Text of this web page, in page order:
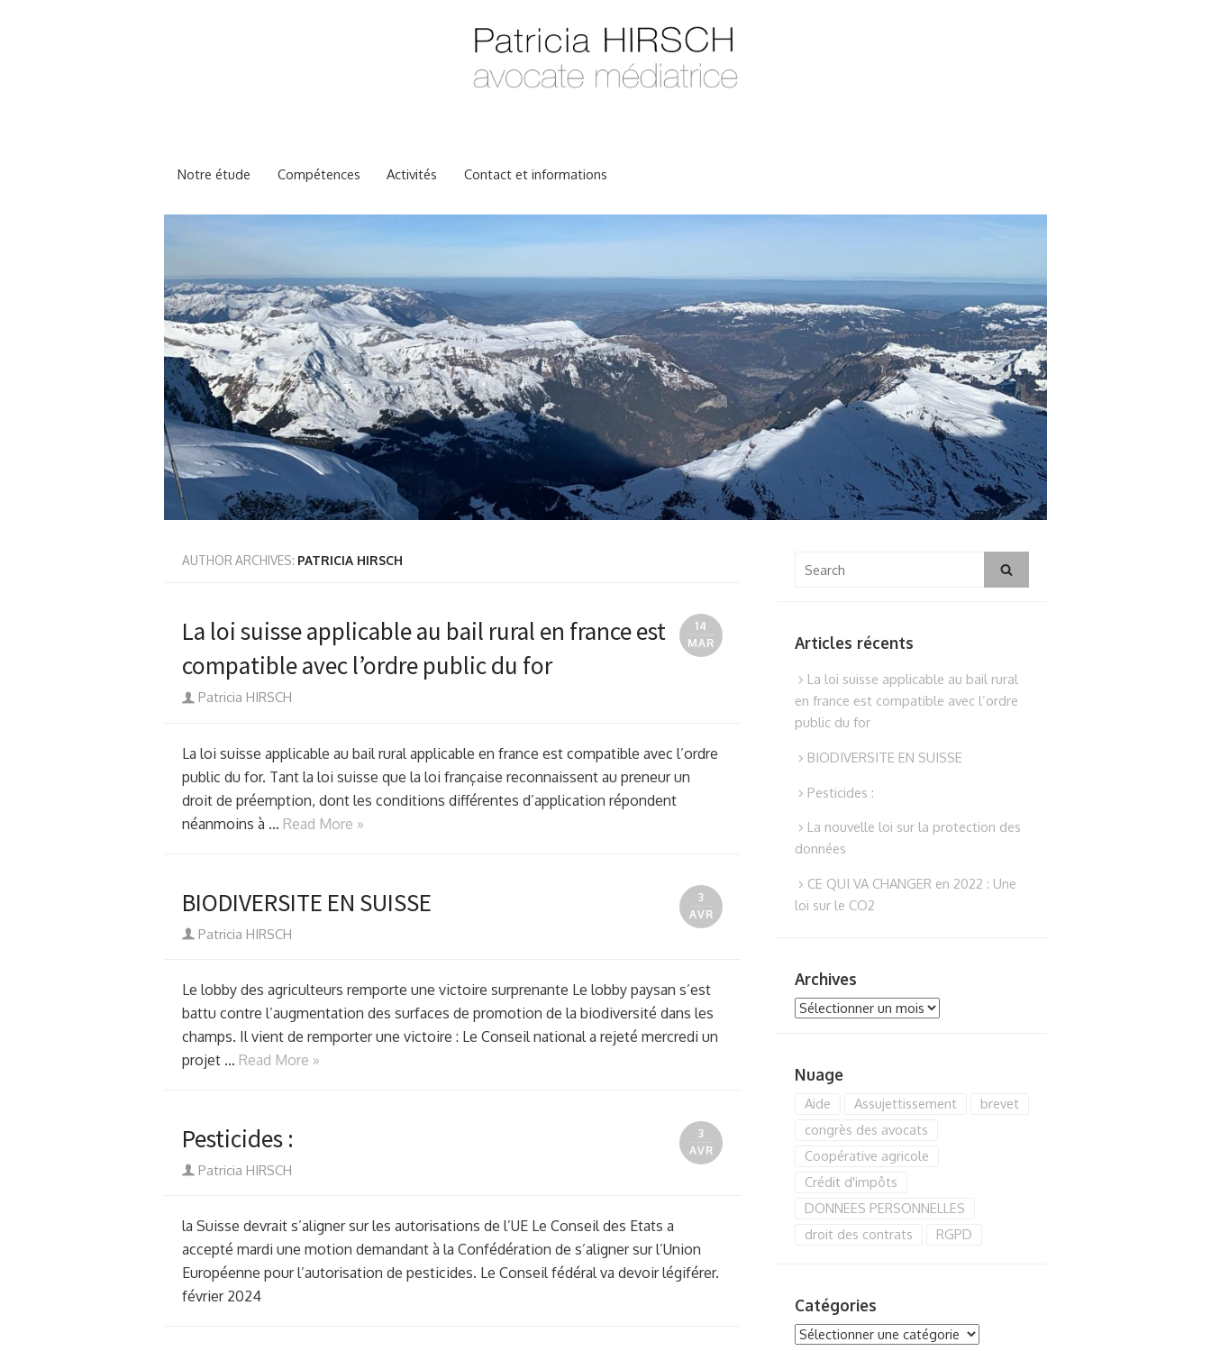
Notre étude Compétences Activités Contact et informations
AUTHOR ARCHIVES: PATRICIA HIRSCH
La loi suisse applicable au bail rural en france est
compatible avec l’ordre public du for
14
MAR
Author
Patricia HIRSCH
La loi suisse applicable au bail rural applicable en france est compatible avec l’ordre
public du for. Tant la loi suisse que la loi française reconnaissent au preneur un
droit de préemption, dont les conditions différentes d’application répondent
néanmoins à … Read More »
BIODIVERSITE EN SUISSE
3
AVR
Author
Patricia HIRSCH
Le lobby des agriculteurs remporte une victoire surprenante Le lobby paysan s’est
battu contre l’augmentation des surfaces de promotion de la biodiversité dans les
champs. Il vient de remporter une victoire : Le Conseil national a rejeté mercredi un
projet … Read More »
Pesticides :
3
AVR
Author
Patricia HIRSCH
la Suisse devrait s’aligner sur les autorisations de l’UE Le Conseil des Etats a
accepté mardi une motion demandant à la Confédération de s’aligner sur l’Union
Européenne pour l’autorisation de pesticides. Le Conseil fédéral va devoir légiférer.
février 2024
Search
Search
Articles récents
La loi suisse applicable au bail rural
en france est compatible avec l’ordre
public du for
BIODIVERSITE EN SUISSE
Pesticides :
La nouvelle loi sur la protection des
données
CE QUI VA CHANGER en 2022 : Une
loi sur le CO2
Archives
Archives
Nuage
Aide Assujettissement
brevet
congrès des avocats
Coopérative agricole
Crédit d'impôts
DONNEES PERSONNELLES
droit des contrats
RGPD
Catégories
Catégories